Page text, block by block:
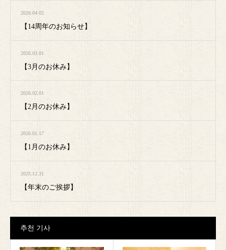
2026.04.02
【14周年のお知らせ】
2026.03.01
【3月のお休み】
2026.02.01
【2月のお休み】
2026.01.17
【1月のお休み】
2025.12.31
【年末のご挨拶】
추천 기사